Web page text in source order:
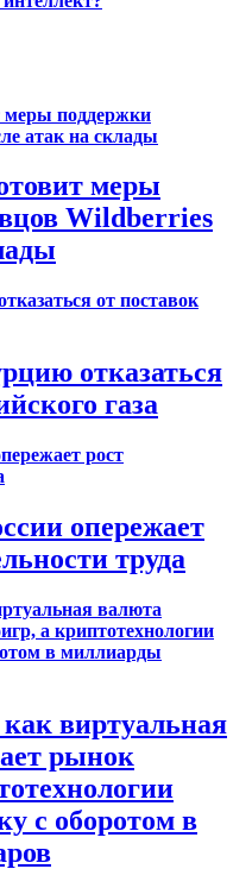
меры
Wildberries
отказаться
газа
опережает
труда
виртуальная
рынок
с оборотом в